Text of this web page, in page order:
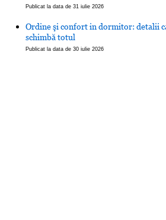
Publicat la data de 31 iulie 2026
Ordine şi confort in dormitor: detalii
schimbă totul
Publicat la data de 30 iulie 2026